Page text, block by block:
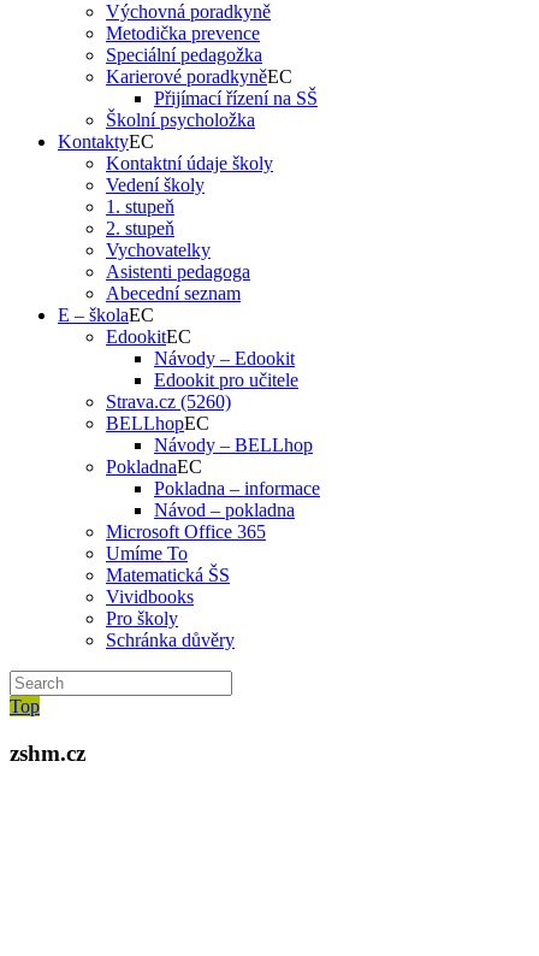
Výchovná poradkyně
Metodička prevence
Speciální pedagožka
Karierové poradkyně
Přijímací řízení na SŠ
Školní psycholožka
Kontakty
Kontaktní údaje školy
Vedení školy
1. stupeň
2. stupeň
Vychovatelky
Asistenti pedagoga
Abecední seznam
E – škola
Edookit
Návody – Edookit
Edookit pro učitele
Strava.cz (5260)
BELLhop
Návody – BELLhop
Pokladna
Pokladna – informace
Návod – pokladna
Microsoft Office 365
Umíme To
Matematická ŠS
Vividbooks
Pro školy
Schránka důvěry
Top
zshm.cz